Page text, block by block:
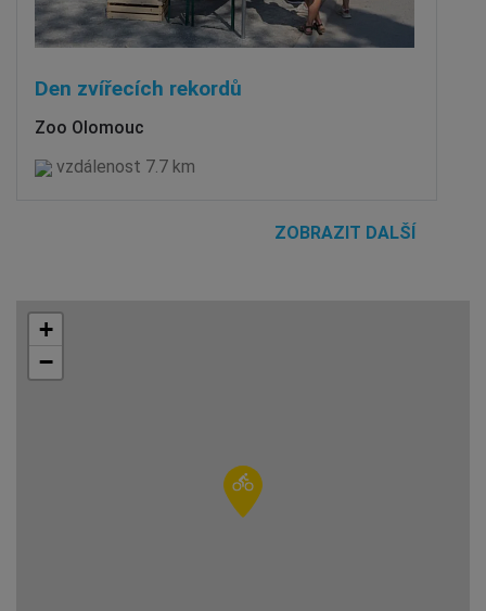
Den zvířecích rekordů
Zoo Olomouc
vzdálenost 7.7 km
ZOBRAZIT DALŠÍ
+
−